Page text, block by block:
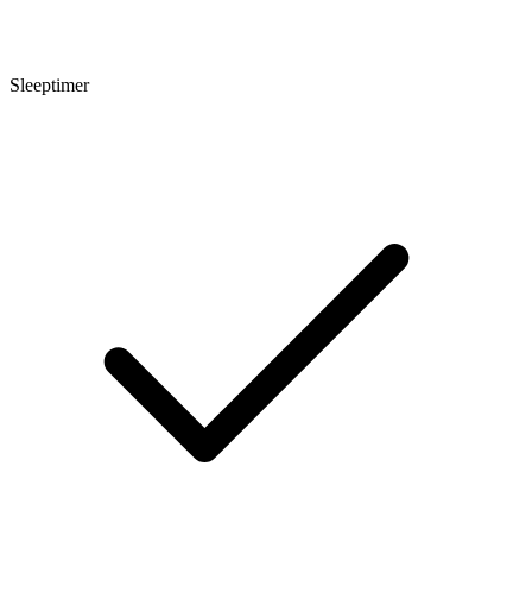
Sleeptimer